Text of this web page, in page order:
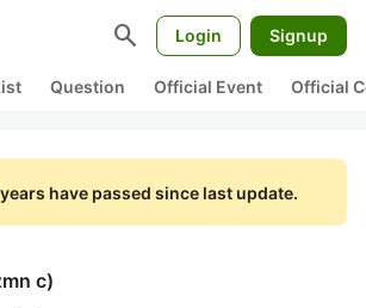
search Login Signup
Question Official Event Official
have passed since last update.
c)